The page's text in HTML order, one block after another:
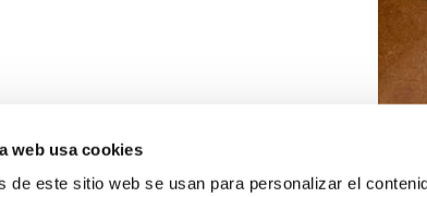
web usa cookies
de este sitio web se usan para personalizar el